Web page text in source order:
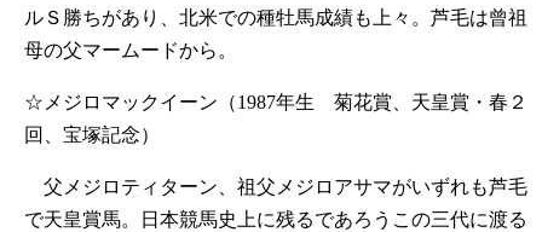
ルＳ勝ちがあり、北米での種牡馬成績も上々。芦毛は曾祖
母の父マームードから。
☆メジロマックイーン（1987年生 菊花賞、天皇賞・春２
回、宝塚記念）
父メジロティターン、祖父メジロアサマがいずれも芦毛
で天皇賞馬。日本競馬史上に残るであろうこの三代に渡る